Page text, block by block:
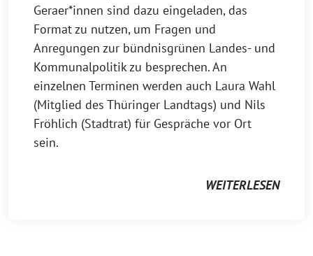
Geraer*innen sind dazu eingeladen, das
Format zu nutzen, um Fragen und
Anregungen zur bündnisgrünen Landes- und
Kommunalpolitik zu besprechen. An
einzelnen Terminen werden auch Laura Wahl
(Mitglied des Thüringer Landtags) und Nils
Fröhlich (Stadtrat) für Gespräche vor Ort
sein.
WEITERLESEN